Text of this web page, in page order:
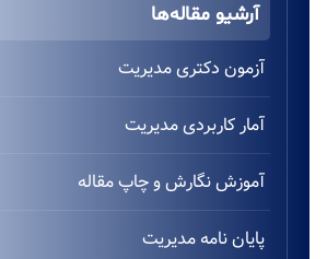
آرشیو مقاله‌ها
آزمون دکتری مدیریت
آمار کاربردی مدیریت
آموزش نگارش و چاپ مقاله
پایان نامه مدیریت